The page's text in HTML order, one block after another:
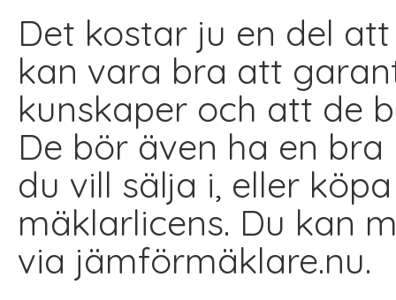
Det kostar ju en del
kan vara bra att
kunskaper och att de
De bör även ha en
du vill sälja i, eller
mäklarlicens. Du kan
via jämförmäklare.nu.